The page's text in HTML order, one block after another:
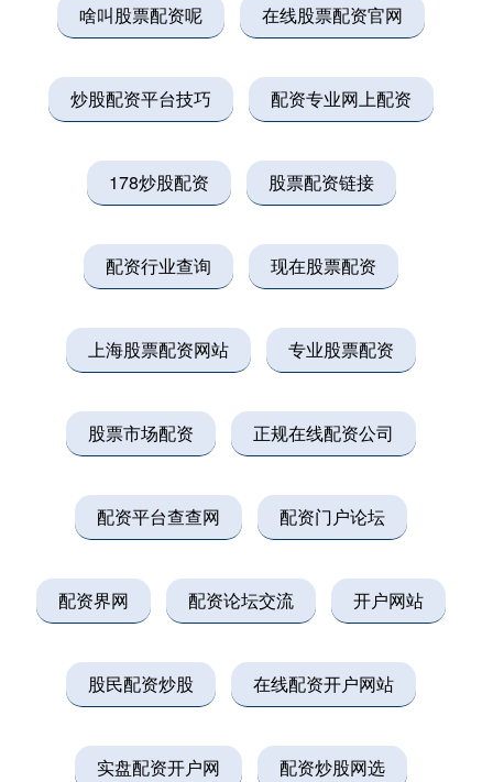
啥叫股票配资呢 在线股票配资官网
炒股配资平台技巧 配资专业网上配资
178炒股配资 股票配资链接
配资行业查询 现在股票配资
上海股票配资网站 专业股票配资
股票市场配资 正规在线配资公司
配资平台查查网 配资门户论坛
配资界网 配资论坛交流 开户网站
股民配资炒股 在线配资开户网站
实盘配资开户网 配资炒股网选